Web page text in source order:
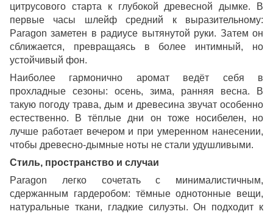
цитрусового старта к глубокой древесной дымке. В
первые часы шлейф средний к выразительному:
Paragon заметен в радиусе вытянутой руки. Затем он
сближается, превращаясь в более интимный, но
устойчивый фон.
Наиболее гармонично аромат ведёт себя в
прохладные сезоны: осень, зима, ранняя весна. В
такую погоду трава, дым и древесина звучат особенно
естественно. В тёплые дни он тоже носибелен, но
лучше работает вечером и при умеренном нанесении,
чтобы древесно-дымные ноты не стали удушливыми.
Стиль, пространство и случаи
Paragon легко сочетать с минималистичным,
сдержанным гардеробом: тёмные однотонные вещи,
натуральные ткани, гладкие силуэты. Он подходит к